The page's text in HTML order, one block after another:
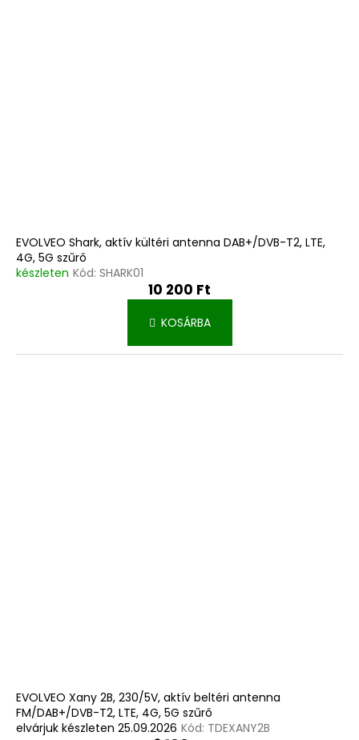
EVOLVEO Shark, aktív kültéri antenna DAB+/DVB-T2, LTE,
4G, 5G szűrő
készleten Kód: SHARK01
10 200 Ft
KOSÁRBA
EVOLVEO Xany 2B, 230/5V, aktív beltéri antenna
FM/DAB+/DVB-T2, LTE, 4G, 5G szűrő
elvárjuk készleten 25.09.2026 Kód: TDEXANY2B